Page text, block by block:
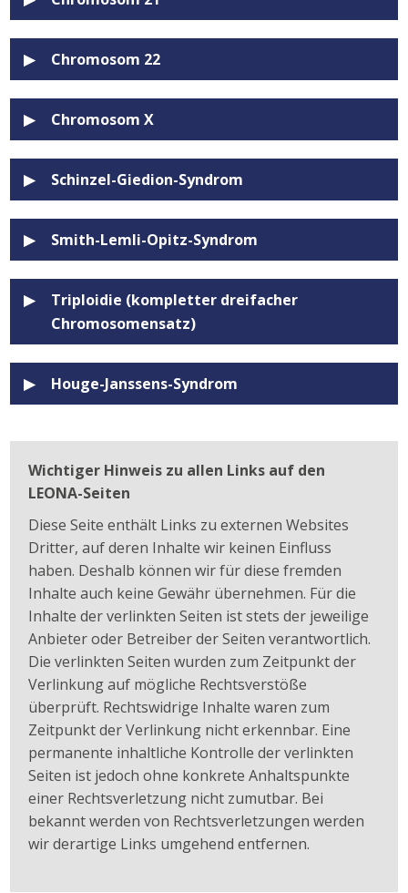
Chromosom 22
Chromosom X
Schinzel-Giedion-Syndrom
Smith-Lemli-Opitz-Syndrom
Triploidie (kompletter dreifacher
Chromosomensatz)
Houge-Janssens-Syndrom
Wichtiger Hinweis zu allen Links auf den
LEONA-Seiten
Diese Seite enthält Links zu externen Websites
Dritter, auf deren Inhalte wir keinen Einfluss
haben. Deshalb können wir für diese fremden
Inhalte auch keine Gewähr übernehmen. Für die
Inhalte der verlinkten Seiten ist stets der jeweilige
Anbieter oder Betreiber der Seiten verantwortlich.
Die verlinkten Seiten wurden zum Zeitpunkt der
Verlinkung auf mögliche Rechtsverstöße
überprüft. Rechtswidrige Inhalte waren zum
Zeitpunkt der Verlinkung nicht erkennbar. Eine
permanente inhaltliche Kontrolle der verlinkten
Seiten ist jedoch ohne konkrete Anhaltspunkte
einer Rechtsverletzung nicht zumutbar. Bei
bekannt werden von Rechtsverletzungen werden
wir derartige Links umgehend entfernen.